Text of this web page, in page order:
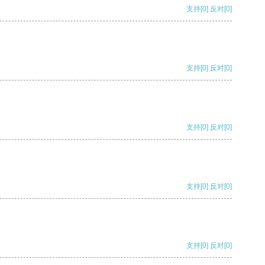
支持[0] 反对[0]
支持[0] 反对[0]
支持[0] 反对[0]
支持[0] 反对[0]
支持[0] 反对[0]